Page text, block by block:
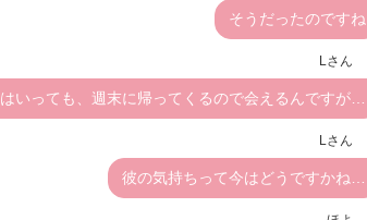
そうだったのですね
Lさん
いっても、週末に帰ってくるので会えるんですが…
Lさん
彼の気持ちって今はどうですかね…